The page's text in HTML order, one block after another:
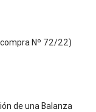
compra Nº 72/22)
de una Balanza